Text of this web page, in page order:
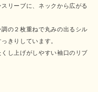
リーブに、ネックから広がる
の２枚重ねで丸みの出るシル
きりしています。
し上げがしやすい袖口のリブ